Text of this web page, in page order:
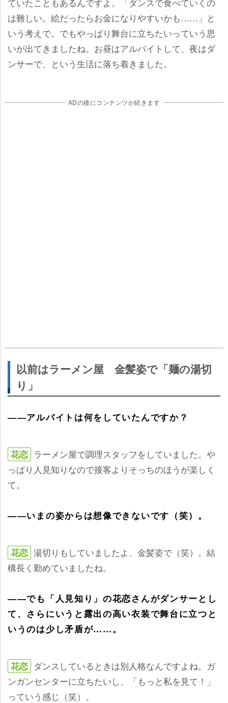
は難しい。絵だったらお金になりやすいかも……」と
いう考えで。でもやっぱり舞台に立ちたいっていう思
いが出てきましたね。お昼はアルバイトして、夜はダ
ンサーで、という生活に落ち着きました。
ADの後にコンテンツが続きます
以前はラーメン屋 金髪姿で「麺の湯切
り」
――アルバイトは何をしていたんですか？
花恋 ラーメン屋で調理スタッフをしていました。
っぱり人見知りなので接客よりそっちのほうが楽しく
て。
――いまの姿からは想像できないです（笑）。
花恋 湯切りもしていましたよ、金髪姿で（笑）。結
構長く勤めていましたね。
――でも「人見知り」の花恋さんがダンサーとし
て、さらにいうと露出の高い衣装で舞台に立つと
いうのは少し矛盾が……。
花恋 ダンスしているときは別人格なんですよね。ガ
ンガンセンターに立ちたいし、「もっと私を見て！」
っていう感じ（笑）。